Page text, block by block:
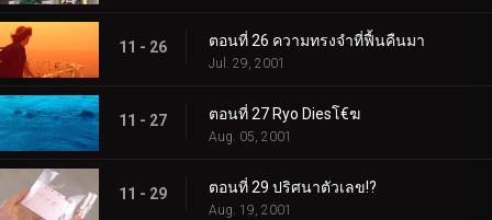
11 - 26 ตอนที่ 26 ความทรงจำที่ฟื้นคืนมา
Jul. 29, 2001
11 - 27 ตอนที่ 27 Ryo Diesโ€ฆ
Aug. 05, 2001
11 - 29 ตอนที่ 29 ปริศนาตัวเลข!?
Aug. 19, 2001